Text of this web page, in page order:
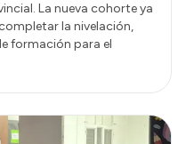
La nueva cohorte ya
la nivelación,
formación para el